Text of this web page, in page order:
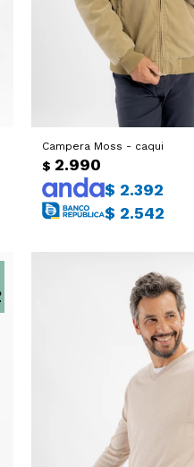
Campera Moss - caqui
$ 2.990
$ 2.392
$ 2.542